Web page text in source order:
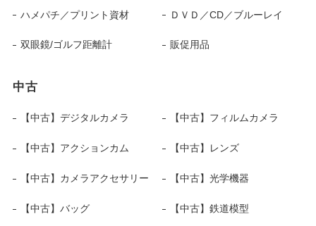
ハメパチ／プリント資材 ＤＶＤ／CD／ブルーレイ
双眼鏡/ゴルフ距離計 販促用品
中古
【中古】デジタルカメラ 【中古】フィルムカメラ
【中古】アクションカム 【中古】レンズ
【中古】カメラアクセサリー 【中古】光学機器
【中古】バッグ 【中古】鉄道模型